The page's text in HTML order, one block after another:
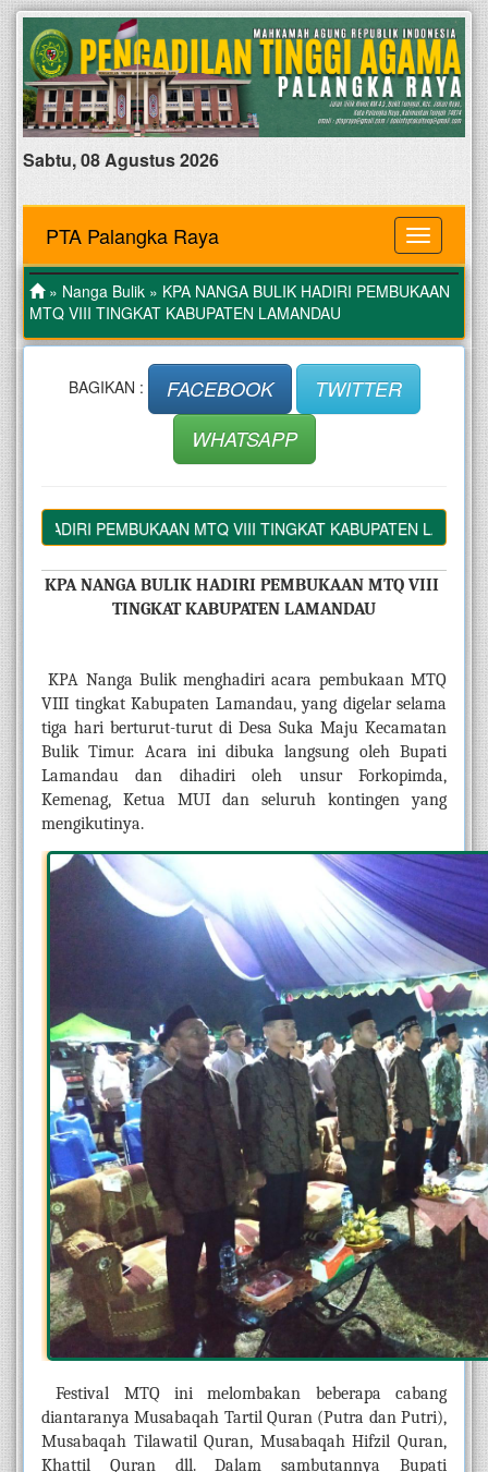
Sabtu, 08 Agustus 2026
MENU
PTA Palangka Raya
» Nanga Bulik » KPA NANGA BULIK HADIRI PEMBUKAAN
MTQ VIII TINGKAT KABUPATEN LAMANDAU
BAGIKAN : FACEBOOK
TWITTER
WHATSAPP
PEMBUKAAN MTQ VIII TINGKAT KABUPATEN LAMANDAU
KPA NANGA BULIK HADIRI PEMBUKAAN MTQ VIII
TINGKAT KABUPATEN LAMANDAU
KPA Nanga Bulik menghadiri acara pembukaan MTQ
VIII tingkat Kabupaten Lamandau, yang digelar selama
tiga hari berturut-turut di Desa Suka Maju Kecamatan
Bulik Timur. Acara ini dibuka langsung oleh Bupati
Lamandau dan dihadiri oleh unsur Forkopimda,
Kemenag, Ketua MUI dan seluruh kontingen yang
mengikutinya.
Festival MTQ ini melombakan beberapa cabang
diantaranya Musabaqah Tartil Quran (Putra dan Putri),
Musabaqah Tilawatil Quran, Musabaqah Hifzil Quran,
Khattil Quran dll. Dalam sambutannya Bupati